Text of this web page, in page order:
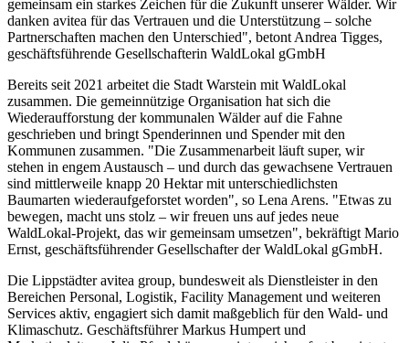
gemeinsam ein starkes Zeichen für die Zukunft unserer Wälder. Wir
danken avitea für das Vertrauen und die Unterstützung – solche
Partnerschaften machen den Unterschied", betont Andrea Tigges,
geschäftsführende Gesellschafterin WaldLokal gGmbH
Bereits seit 2021 arbeitet die Stadt Warstein mit WaldLokal
zusammen. Die gemeinnützige Organisation hat sich die
Wiederaufforstung der kommunalen Wälder auf die Fahne
geschrieben und bringt Spenderinnen und Spender mit den
Kommunen zusammen. "Die Zusammenarbeit läuft super, wir
stehen in engem Austausch – und durch das gewachsene Vertrauen
sind mittlerweile knapp 20 Hektar mit unterschiedlichsten
Baumarten wiederaufgeforstet worden", so Lena Arens. "Etwas zu
bewegen, macht uns stolz – wir freuen uns auf jedes neue
WaldLokal-Projekt, das wir gemeinsam umsetzen", bekräftigt Mario
Ernst, geschäftsführender Gesellschafter der WaldLokal gGmbH.
Die Lippstädter avitea group, bundesweit als Dienstleister in den
Bereichen Personal, Logistik, Facility Management und weiteren
Services aktiv, engagiert sich damit maßgeblich für den Wald- und
Klimaschutz. Geschäftsführer Markus Humpert und